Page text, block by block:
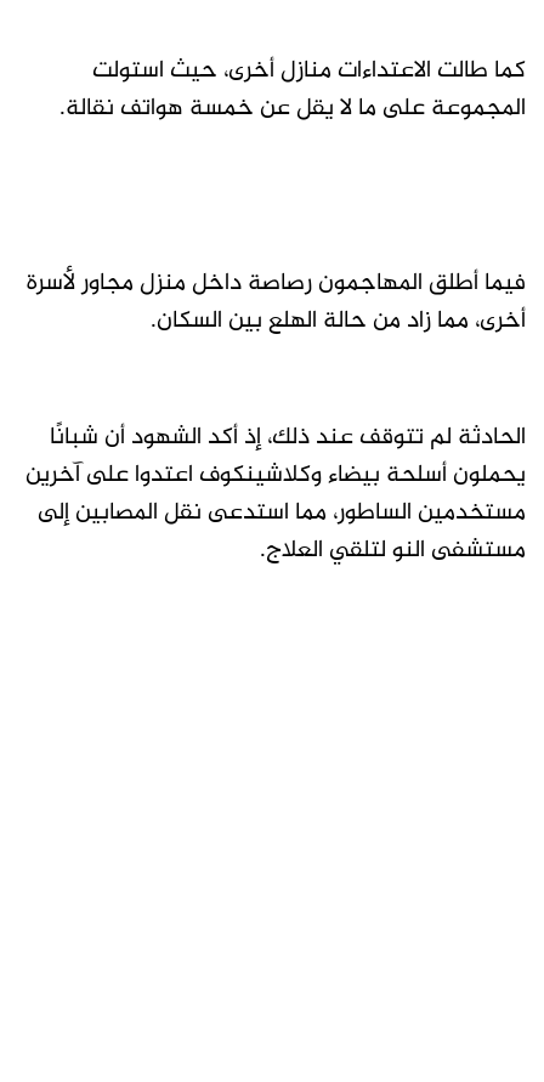
كما طالت الاعتداءات منازل أخرى، حيث استولت
المجموعة على ما لا يقل عن خمسة هواتف نقالة.
فيما أطلق المهاجمون رصاصة داخل منزل مجاور لأسرة
أخرى، مما زاد من حالة الهلع بين السكان.
الحادثة لم تتوقف عند ذلك، إذ أكد الشهود أن شبانًا
يحملون أسلحة بيضاء وكلاشينكوف اعتدوا على آخرين
مستخدمين الساطور، مما استدعى نقل المصابين إلى
مستشفى النو لتلقي العلاج.